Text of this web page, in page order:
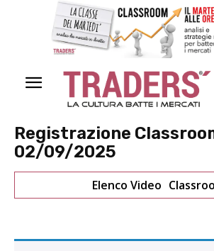
Registrazione
02/09/2025
Elenco Video